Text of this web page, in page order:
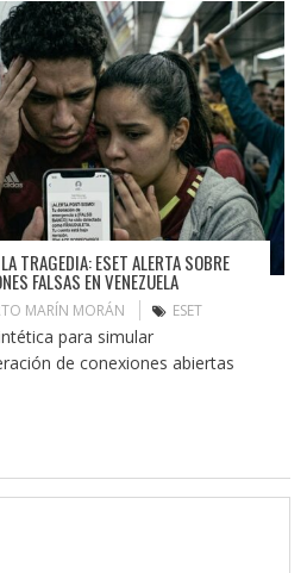
TRAGEDIA: ESET ALERTA SOBRE
FALSAS EN VENEZUELA
MARÍN MORÁN ESET
para simular
de conexiones abiertas